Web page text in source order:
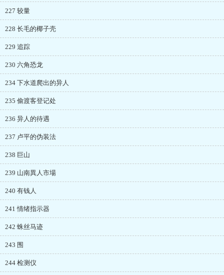
227 较量
228 长毛的椰子壳
229 追踪
230 六角恐龙
234 下水道爬出的异人
235 偷渡客登记处
236 异人的待遇
237 卢平的伪装法
238 巨山
239 山南異人市場
240 有钱人
241 情绪指示器
242 蛛丝马迹
243 围
244 检测仪